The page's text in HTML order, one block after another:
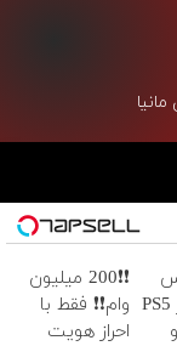
بدون پوچ از PS5
تا آیفون17 و
❗❗200 میلیون
وام❗❗ فقط با
احراز هویت